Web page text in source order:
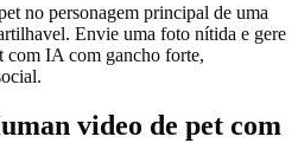
no personagem principal de uma
Envie uma foto nítida e gere
com IA com gancho forte,
video de pet com